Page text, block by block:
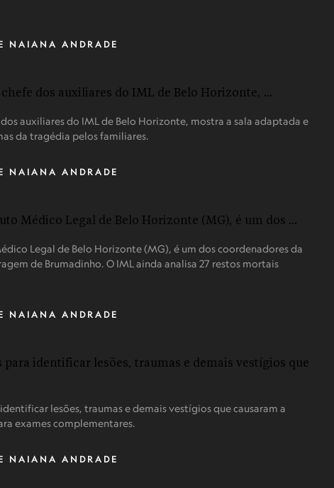
NAIANA ANDRADE
auxiliares do IML de Belo Horizonte, mostra a sala adaptada e
da tragédia pelos familiares.
NAIANA ANDRADE
Legal de Belo Horizonte (MG), é um dos coordenadores da
de Brumadinho. O IML ainda analisa 27 restos mortais
NAIANA ANDRADE
lesões, traumas e demais vestígios que causaram a
exames complementares.
NAIANA ANDRADE